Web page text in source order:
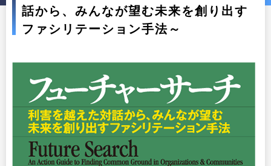
HVからのメッセージ
ミッション・バリュー
会社からのお知らせ
プライバシーポリシー
リーダーシップ
PMI
出版
STORIES
お知らせ
Stories
イベント・セミナー
リサーチ
CONTACT
話から、みんなが望む未来を創り出す
ファシリテーション手法～